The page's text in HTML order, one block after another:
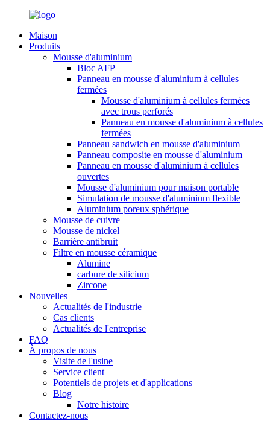
Maison
Produits
Mousse d'aluminium
Bloc AFP
Panneau en mousse d'aluminium à cellules
fermées
Mousse d'aluminium à cellules fermées
avec trous perforés
Panneau en mousse d'aluminium à cellules
fermées
Panneau sandwich en mousse d'aluminium
Panneau composite en mousse d'aluminium
Panneau en mousse d'aluminium à cellules
ouvertes
Mousse d'aluminium pour maison portable
Simulation de mousse d'aluminium flexible
Aluminium poreux sphérique
Mousse de cuivre
Mousse de nickel
Barrière antibruit
Filtre en mousse céramique
Alumine
carbure de silicium
Zircone
Nouvelles
Actualités de l'industrie
Cas clients
Actualités de l'entreprise
FAQ
À propos de nous
Visite de l'usine
Service client
Potentiels de projets et d'applications
Blog
Notre histoire
Contactez-nous